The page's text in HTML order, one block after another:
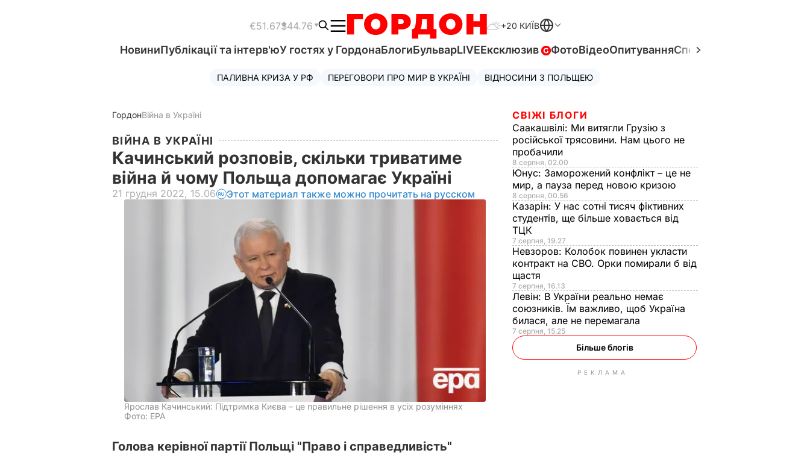
€51.67$44.76 +20 КИЇВ
НовиниПублікації та інтерв'юУ гостях у ГордонаБлогиБульварLIVEЕксклюзив ФотоВідеоОпитуванняСпецпроєкти
ПАЛИВНА КРИЗА У РФ ПЕРЕГОВОРИ ПРО МИР В УКРАЇНІ ВІДНОСИНИ З ПОЛЬЩЕЮ
ГордонВійна в Україні
ВІЙНА В УКРАЇНІ
Качинський розповів, скільки триватиме
війна й чому Польща допомагає Україні
21 грудня 2022, 15.06 Этот материал также можно прочитать на русском
Ярослав Качинський: Підтримка Києва – це правильне рішення в усіх розуміннях
Фото: EPA
Голова керівної партії Польщі "Право і справедливість"
СВІЖІ БЛОГИ
Саакашвілі: Ми витягли Грузію з
російської трясовини. Нам цього не
пробачили
8 серпня, 02.00
Юнус: Заморожений конфлікт – це не
мир, а пауза перед новою кризою
8 серпня, 00.56
Казарін: У нас сотні тисяч фіктивних
студентів, ще більше ховається від
ТЦК
7 серпня, 19.27
Невзоров: Колобок повинен укласти
контракт на СВО. Орки помирали б від
щастя
7 серпня, 16.13
Левін: В України реально немає
союзників. Їм важливо, щоб Україна
билася, але не перемагала
7 серпня, 15.25
Більше блогів
РЕКЛАМА